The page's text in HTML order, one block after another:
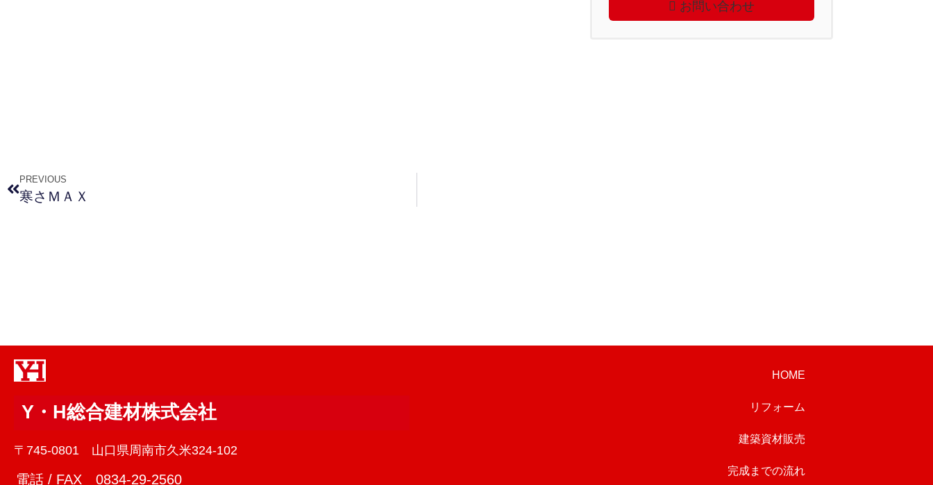
お問い合わせ
PREVIOUS
寒さＭＡＸ
Y・H総合建材株式会社
〒745-0801 山口県周南市久米324-102
電話 / FAX 0834-29-2560
HOME
リフォーム
建築資材販売
完成までの流れ